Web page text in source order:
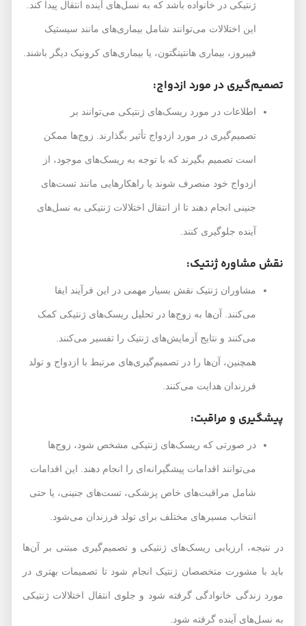
ژنتیکی در خانواده باشد که به نسل‌های آینده انتقال پیدا کند.
این اختلالات می‌توانند شامل بیماری‌های مانند سیستیک
فیبروز، بیماری هانتینگتون، یا بیماری‌های کرونیک دیگر باشند.
تصمیم‌گیری در مورد ازدواج:
اطلاعات در مورد ریسک‌های ژنتیکی می‌توانند بر
تصمیم‌گیری در مورد ازدواج تأثیر بگذارند. زوج‌ها ممکن
است تصمیم بگیرند که با توجه به ریسک‌های موجود، از
ازدواج خود منصرف شوند یا راهکارهایی مانند تست‌های
جنینی انجام دهند تا از انتقال اختلالات ژنتیکی به نسل‌های
آینده جلوگیری کنند.
نقش مشاوره ژنتیک:
مشاوران ژنتیک نقش بسیار مهمی در این فرآیند ایفا
می‌کنند. آن‌ها به زوج‌ها در تحلیل ریسک‌های ژنتیکی کمک
می‌کنند و نتایج آزمایش‌های ژنتیک را تفسیر می‌کنند.
همچنین، آن‌ها را در تصمیم‌گیری‌های مرتبط با ازدواج و تولد
فرزندان هدایت می‌کنند.
پیشگیری و مراقبت:
در صورتی که ریسک‌های ژنتیکی مشخص شود، زوج‌ها
می‌توانند اقدامات پیشگیرانه‌ای را انجام دهند. این اقدامات
شامل مراقبت‌های خاص پزشکی، تست‌های جنینی، یا حتی
انتخاب مسیر‌های مختلف برای تولد فرزندان می‌شود.
در نتیجه، ارزیابی ریسک‌های ژنتیکی و تصمیم‌گیری مبتنی بر آن‌ها
باید با مشورت متخصصان ژنتیک انجام شود تا تصمیمات بهتری در
مورد زندگی خانوادگی گرفته شود و جلوی انتقال اختلالات ژنتیکی
به نسل‌های آینده گرفته شود.